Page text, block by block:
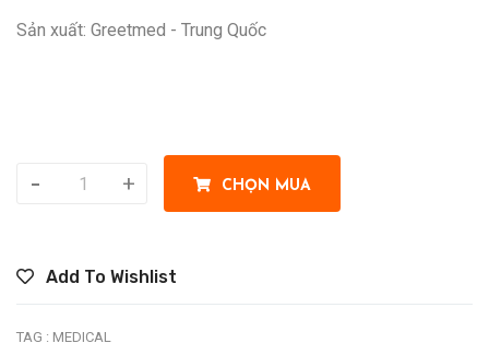
Sản xuất: Greetmed - Trung Quốc
- + CHỌN MUA
Add To Wishlist
TAG : MEDICAL